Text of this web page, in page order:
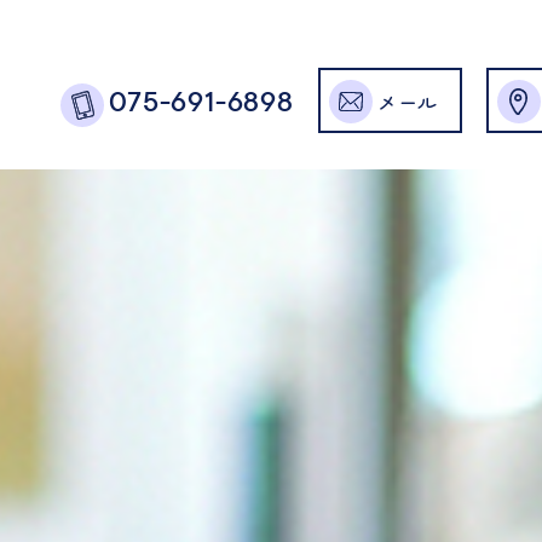
075-691-6898 メール